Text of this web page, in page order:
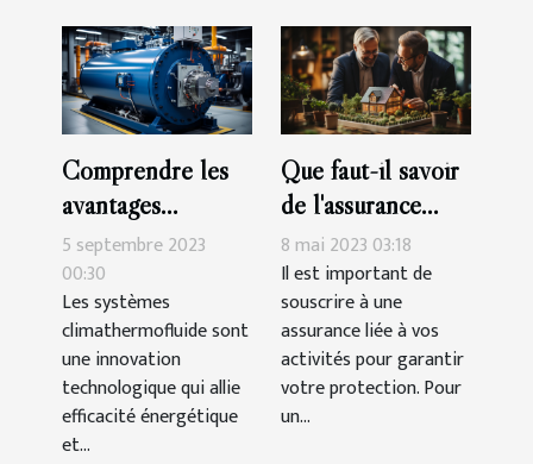
Comprendre les
avantages
économiques et
environnementaux
des systèmes
climathermofluide
5 septembre 2023
00:30
Les systèmes
climathermofluide sont
une innovation
technologique qui allie
efficacité énergétique
et...
Que faut-il savoir
de l'assurance
emprunteur pour
un crédit
immobilier ?
8 mai 2023 03:18
Il est important de
souscrire à une
assurance liée à vos
activités pour garantir
votre protection. Pour
un...